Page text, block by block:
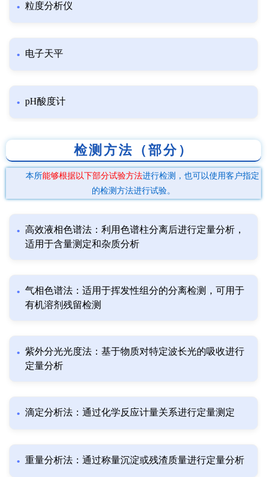
粒度分析仪
电子天平
pH酸度计
检测方法（部分）
本所能够根据以下部分试验方法进行检测，也可以使用客户指定
的检测方法进行试验。
高效液相色谱法：利用色谱柱分离后进行定量分析，
适用于含量测定和杂质分析
气相色谱法：适用于挥发性组分的分离检测，可用于
有机溶剂残留检测
紫外分光光度法：基于物质对特定波长光的吸收进行
定量分析
滴定分析法：通过化学反应计量关系进行定量测定
重量分析法：通过称量沉淀或残渣质量进行定量分析